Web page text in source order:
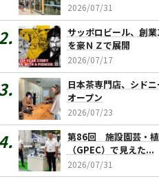
2026/07/31
サッポロビール、創
を豪ＮＺで展開
2026/07/17
日本茶専門店、シド
オープン
2026/07/23
第86回 施設園芸・
（GPEC）で見えた...
2026/07/31